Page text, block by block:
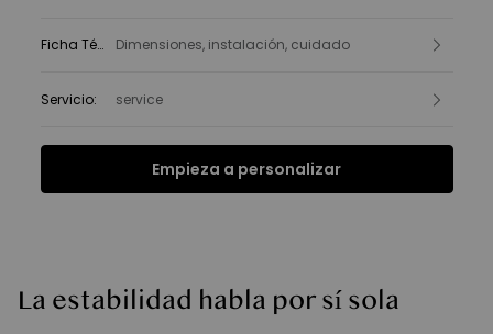
Ficha Técnica :
Dimensiones, instalación, cuidado
Servicio: service
Empieza a personalizar
Ficha Técnica
La estabilidad habla por sí sola